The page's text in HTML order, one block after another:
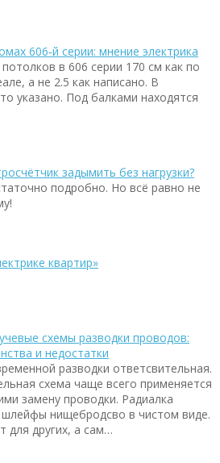
606‑й серии: мнение электрика
в 606 серии 170 см как по
а не 2.5 как написано. В
указано. Под балками находятся
задымить без нагрузки?
подробно. Но всё равно не
квартир»
схемы разводки проводов:
и недостатки
разводки ответсвительная.
схема чаще всего применяется
замену проводки. Радиалка
шлейфы нищебродсво в чистом виде.
для других, а сам…